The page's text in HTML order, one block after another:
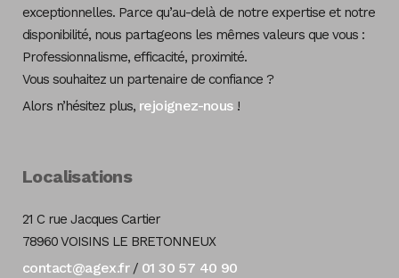
exceptionnelles. Parce qu’au-delà de notre expertise et notre
disponibilité, nous partageons les mêmes valeurs que vous :
Professionnalisme, efficacité, proximité.
Vous souhaitez un partenaire de confiance ?
Alors n’hésitez plus, rejoignez-nous!
Localisations
21 C rue Jacques Cartier
78960 VOISINS LE BRETONNEUX
contact@agex.fr/ 01 30 57 40 90